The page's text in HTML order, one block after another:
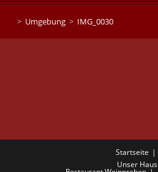
> Umgebung > IMG_0030
Startseite
Unser Haus